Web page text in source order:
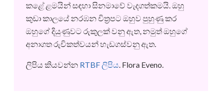
කළේ ළමයින් සඳහා සිනමාවේ වැදගත්කමයි. ඔහු
කුඩා කාලයේ නරඹන චිත්‍රපට ඔහුව පුහුණු කර
ඔහුගේ දියුණුවට රුකුලක් වනු ඇත, නමුත් ඔහුගේ
අනාගත රුචිකත්වයන් හැඩගස්වනු ඇත.
ලිපිය කියවන්න RTBF ලිපිය. Flora Eveno.